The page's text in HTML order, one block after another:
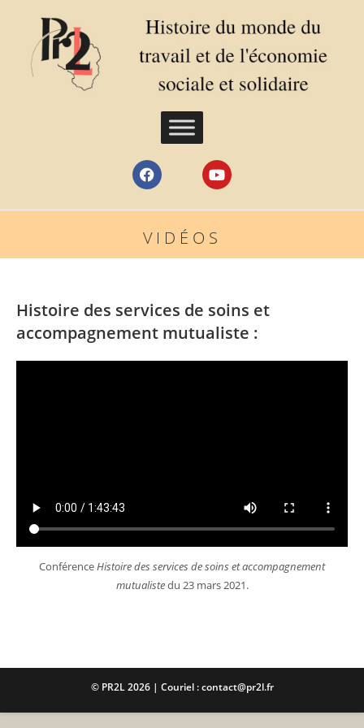
VIDÉOS
Histoire des services de soins et
accompagnement mutualiste :
ConférenceHistoire des services de soins et accompagnement
mutualistedu 23 mars 2021.
© PR2L 2026 | Couriel : contact@pr2l.fr